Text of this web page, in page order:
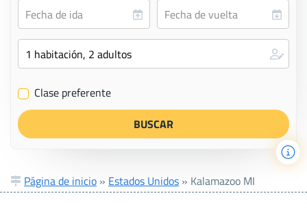
✔ Clase preferente
Página de inicio » Estados Unidos » Kalamazoo MI